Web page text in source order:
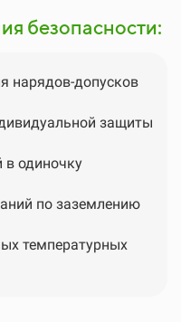
безопасности:
нарядов-допусков
защиты
в одиночку
по заземлению
температурных